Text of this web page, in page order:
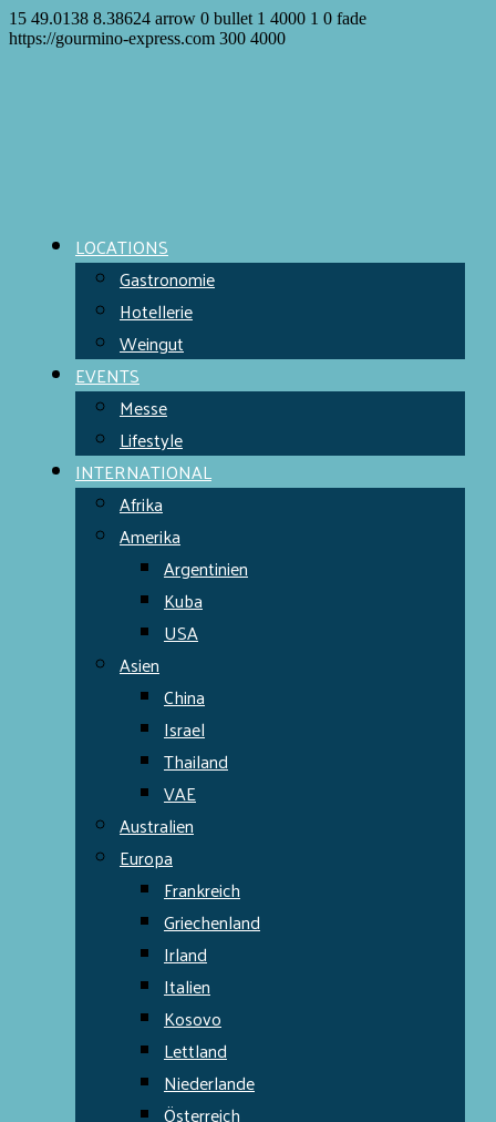
15 49.0138 8.38624 arrow 0 bullet 1 4000 1 0 fade
https://gourmino-express.com 300 4000
LOCATIONS
Gastronomie
Hotellerie
Weingut
EVENTS
Messe
Lifestyle
INTERNATIONAL
Afrika
Amerika
Argentinien
Kuba
USA
Asien
China
Israel
Thailand
VAE
Australien
Europa
Frankreich
Griechenland
Irland
Italien
Kosovo
Lettland
Niederlande
Österreich